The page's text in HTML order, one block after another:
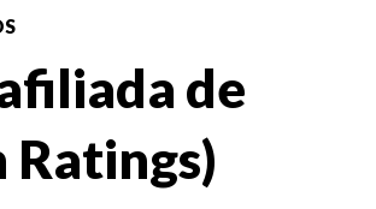
de
Ratings)